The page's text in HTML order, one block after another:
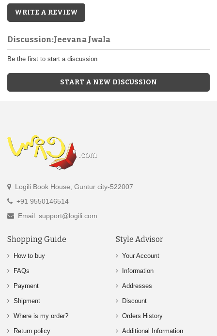
WRITE A REVIEW
Discussion:Jeevana Jwala
Be the first to start a discussion
START A NEW DISCUSSION
Logili Book House, Guntur city-522007
+91 9550146514
Email: support@logili.com
Shopping Guide
How to buy
FAQs
Payment
Shipment
Where is my order?
Return policy
Style Advisor
Your Account
Information
Addresses
Discount
Orders History
Additional Information